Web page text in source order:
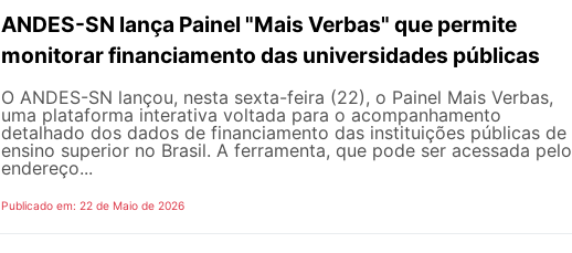
ANDES-SN lança Painel "Mais Verbas" que permite
monitorar financiamento das universidades públicas
O ANDES-SN lançou, nesta sexta-feira (22), o Painel Mais Verbas,
uma plataforma interativa voltada para o acompanhamento
detalhado dos dados de financiamento das instituições públicas de
ensino superior no Brasil. A ferramenta, que pode ser acessada pelo
endereço...
Publicado em: 22 de Maio de 2026